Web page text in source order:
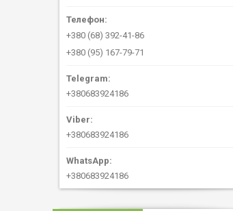
+380 (68) 392-41-86
+380 (95) 167-79-71
+380683924186
+380683924186
+380683924186